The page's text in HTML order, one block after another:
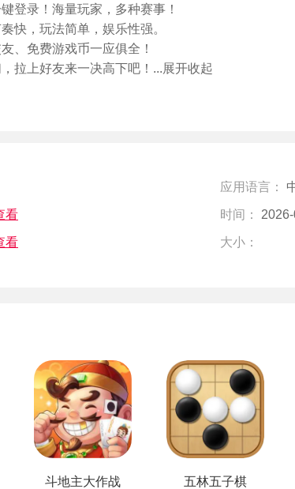
登录！海量玩家，多种赛事！
快，玩法简单，娱乐性强。
、免费游戏币一应俱全！
拉上好友来一决高下吧！...展开收起
应用语言：
看 时间：
看 大小：
斗地主大作战 五林五子棋